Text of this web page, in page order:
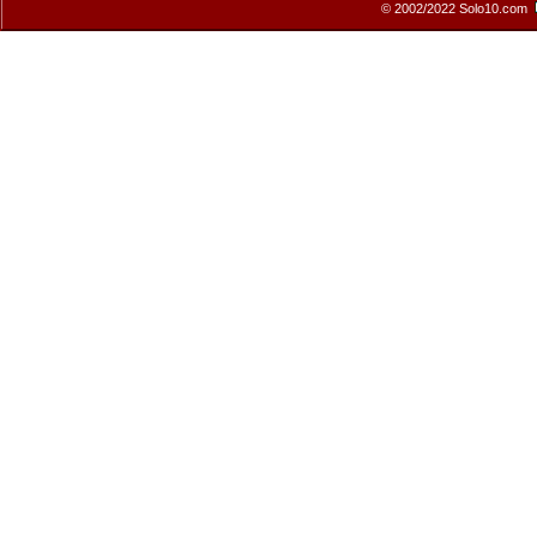
© 2002/2022 Solo10.com